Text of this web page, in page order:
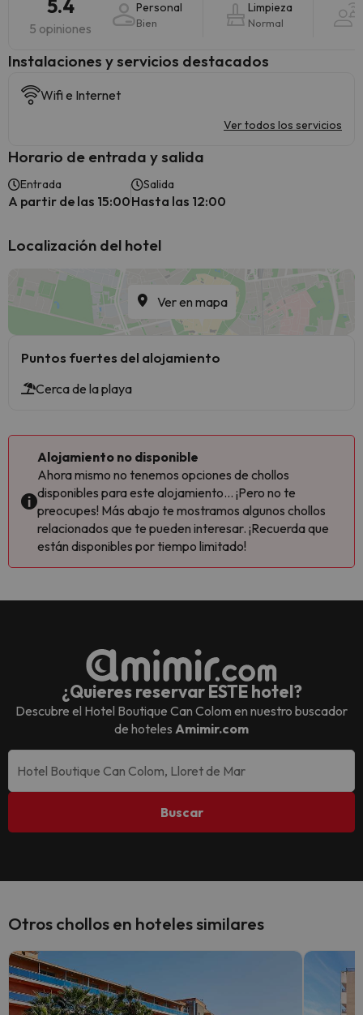
5.4
5 opiniones
Personal
Bien
Limpieza
Normal
Instalaciones y servicios destacados
Wifi e Internet
Ver todos los servicios
Horario de entrada y salida
Entrada
A partir de las 15:00
Salida
Hasta las 12:00
Localización del hotel
Ver en mapa
Puntos fuertes del alojamiento
Cerca de la playa
Alojamiento no disponible
Ahora mismo no tenemos opciones de chollos
disponibles para este alojamiento... ¡Pero no te
preocupes! Más abajo te mostramos algunos chollos
relacionados que te pueden interesar. ¡Recuerda que
están disponibles por tiempo limitado!
¿Quieres reservar ESTE hotel?
Descubre el Hotel Boutique Can Colom en nuestro buscador
de hoteles Amimir.com
Buscar
Otros chollos en hoteles similares